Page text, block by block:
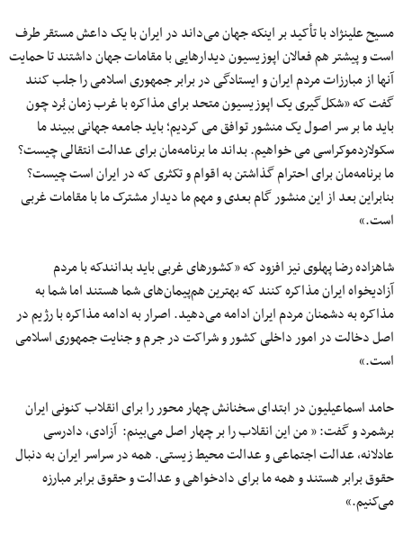
مسیح علینژاد با تأکید بر اینکه جهان می‌داند در ایران با یک داعش مستقر طرف
است و پیشتر هم فعالان اپوزیسیون دیدارهایی با مقامات جهان داشتند تا حمایت
آنها از مبارزات مردم ایران و ایستادگی در برابر جمهوری اسلامی را جلب کنند
گفت که «شکل‌گیری یک اپوزیسیون متحد برای مذاکره با غرب زمان بُرد چون
باید ما بر سر اصول یک منشور توافق می کردیم؛ باید جامعه جهانی ببیند ما
سکولاردموکراسی می خواهیم. بداند ما برنامه‌مان برای عدالت انتقالی چیست؟
ما برنامه‌مان برای احترام گذاشتن به اقوام و تکثری که در ایران است چیست؟
بنابراین بعد از این منشور گام بعدی و مهم ما دیدار مشترک ما با مقامات غربی
است.»
شاهزاده رضا پهلوی نیز افزود که «کشورهای غربی باید بدانندکه با مردم
آزادیخواه ایران مذاکره کنند که بهترین هم‌پیمان‌های شما هستند اما شما به
مذاکره به دشمنان مردم ایران ادامه می‌دهید. اصرار به ادامه مذاکره با رژیم در
اصل دخالت در امور داخلی کشور و شراکت در جرم و جنایت جمهوری اسلامی
است.»
حامد اسماعیلیون در ابتدای سخنانش چهار محور را برای انقلاب کنونی ایران
برشمرد و گفت: « من این انقلاب را بر چهار اصل می‌بینم: آزادی، دادرسی
عادلانه، عدالت اجتماعی و عدالت محیط زیستی. همه در سراسر ایران به دنبال
حقوق برابر هستند و همه ما برای دادخواهی و عدالت و حقوق برابر مبارزه
می‌کنیم.»